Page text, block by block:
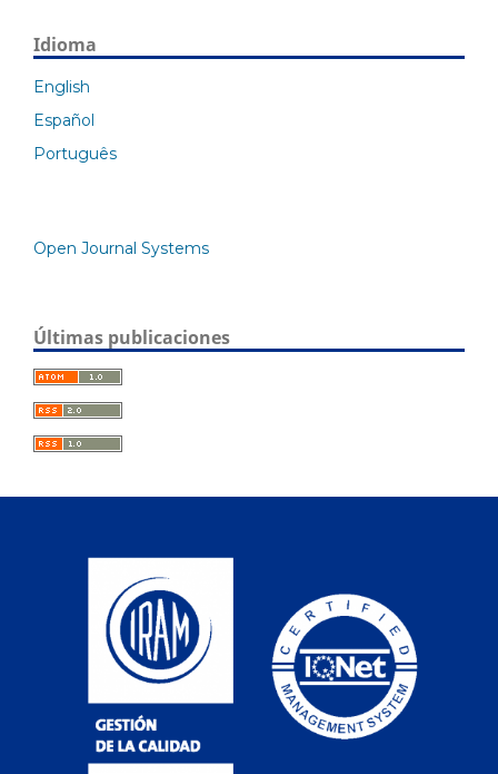
Idioma
English
Español
Português
Open Journal Systems
Últimas publicaciones